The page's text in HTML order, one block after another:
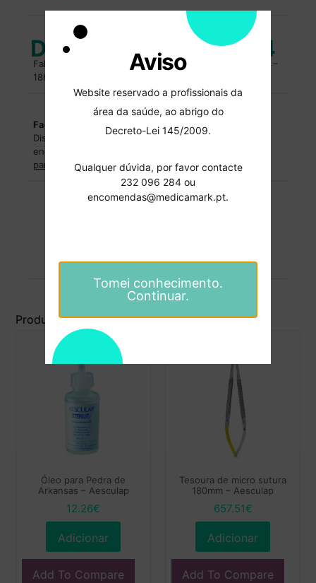
Duvidas? 232 096 284
Fale com um especialista. Entre em contacto, das 10h –
18h.
Facilidades de pagamentos
Dispomos de facilidades de pagamentos para
encomendas superiores a
para saber mais.
Produtos Relacionados
Óleo para Pedra de
Arkansas – Aesculap
12.26€
Adicionar
Add To Compare
Tesoura de micro sutura
180mm – Aesculap
657.51€
Adicionar
Add To Compare
Aviso
Website reservado a profissionais da
área da saúde, ao abrigo do
Decreto-Lei 145/2009.
Qualquer dúvida, por favor contacte
232 096 284 ou
encomendas@medicamark.pt.
Tomei conhecimento.
Continuar.